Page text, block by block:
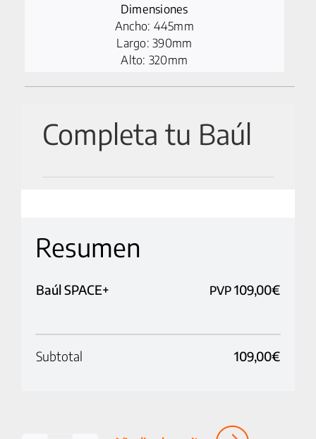
SALA DE PRENSA
CONTACTO
Dimensiones
Ancho: 445mm
Largo: 390mm
Alto: 320mm
Completa tu Baúl
Baúl SPACE+ PVP109,00€
Subtotal 109,00€